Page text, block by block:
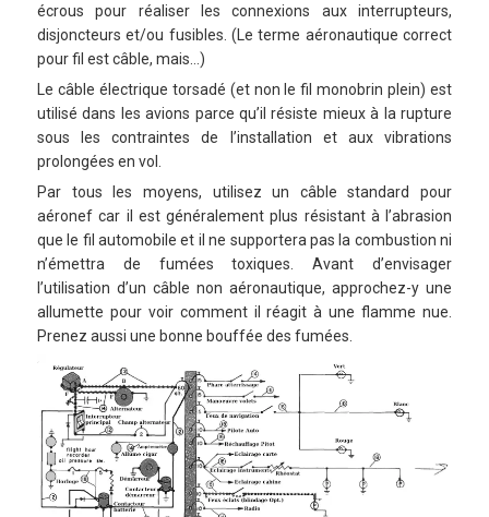
écrous pour réaliser les connexions aux interrupteurs,
disjoncteurs et/ou fusibles. (Le terme aéronautique correct
pour fil est câble, mais…)
Le câble électrique torsadé (et non le fil monobrin plein) est
utilisé dans les avions parce qu’il résiste mieux à la rupture
sous les contraintes de l’installation et aux vibrations
prolongées en vol.
Par tous les moyens, utilisez un câble standard pour
aéronef car il est généralement plus résistant à l’abrasion
que le fil automobile et il ne supportera pas la combustion ni
n’émettra de fumées toxiques. Avant d’envisager
l’utilisation d’un câble non aéronautique, approchez-y une
allumette pour voir comment il réagit à une flamme nue.
Prenez aussi une bonne bouffée des fumées.